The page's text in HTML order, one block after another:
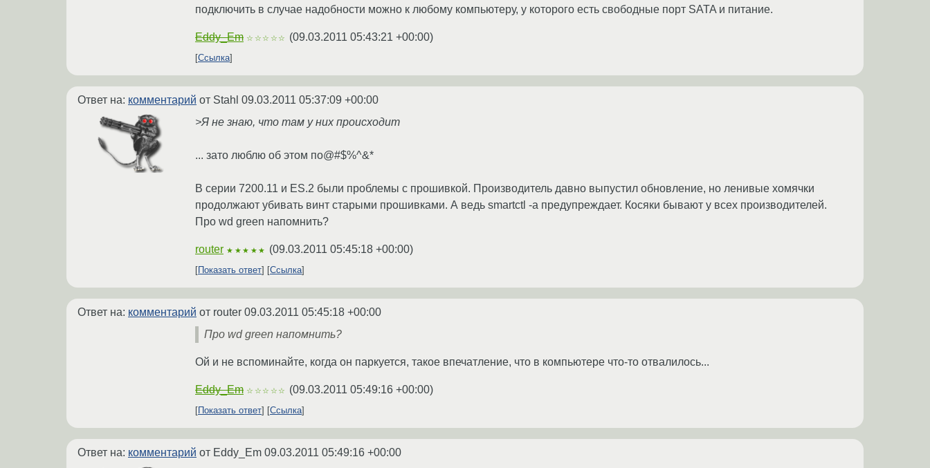
подключить в случае надобности можно к любому компьютеру, у которого есть свободные порт SATA и питание.
Eddy_Em ☆☆☆☆☆ (09.03.2011 05:43:21 +00:00)
Ссылка
Ответ на: комментарий от Stahl 09.03.2011 05:37:09 +00:00
>Я не знаю, что там у них происходит
... зато люблю об этом по@#$%^&*
В серии 7200.11 и ES.2 были проблемы с прошивкой. Производитель давно выпустил обновление, но ленивые хомячки
продолжают убивать винт старыми прошивками. А ведь smartctl -a предупреждает. Косяки бывают у всех производителей.
Про wd green напомнить?
router ★★★★★ (09.03.2011 05:45:18 +00:00)
Показать ответ Ссылка
Ответ на: комментарий от router 09.03.2011 05:45:18 +00:00
Про wd green напомнить?
Ой и не вспоминайте, когда он паркуется, такое впечатление, что в компьютере что-то отвалилось...
Eddy_Em ☆☆☆☆☆ (09.03.2011 05:49:16 +00:00)
Показать ответ Ссылка
Ответ на: комментарий от Eddy_Em 09.03.2011 05:49:16 +00:00